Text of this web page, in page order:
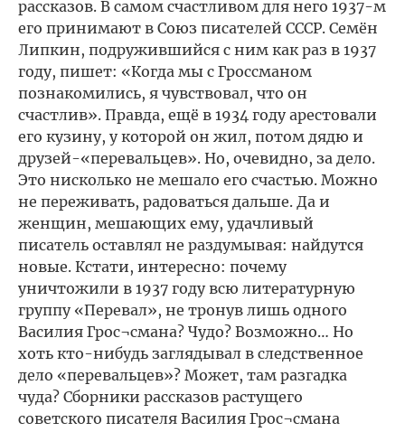
рассказов. В самом счастливом для него 1937-м
его принимают в Союз писателей СССР. Семён
Липкин, подружившийся с ним как раз в 1937
году, пишет: «Когда мы с Гроссманом
познакомились, я чувствовал, что он
счастлив». Правда, ещё в 1934 году арестовали
его кузину, у которой он жил, потом дядю и
друзей-«перевальцев». Но, очевидно, за дело.
Это нисколько не мешало его счастью. Можно
не переживать, радоваться дальше. Да и
женщин, мешающих ему, удачливый
писатель оставлял не раздумывая: найдутся
новые. Кстати, интересно: почему
уничтожили в 1937 году всю литературную
группу «Перевал», не тронув лишь одного
Василия Грос¬смана? Чудо? Возможно… Но
хоть кто-нибудь заглядывал в следственное
дело «перевальцев»? Может, там разгадка
чуда? Сборники рассказов растущего
советского писателя Василия Грос¬смана